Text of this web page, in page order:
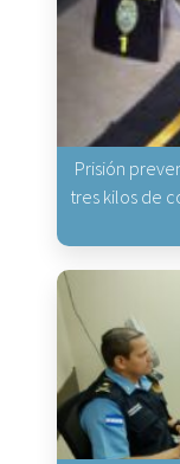
Prisión
tres kilos de